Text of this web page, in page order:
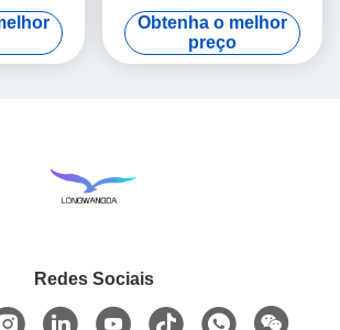
bacteriano de HME HMEF
Obtenha o melhor
preço
Redes Sociais